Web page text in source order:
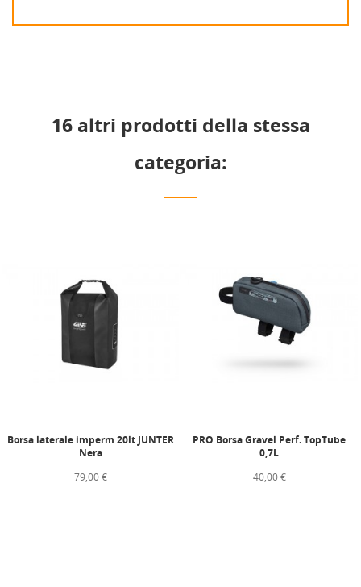
16 altri prodotti della stessa
categoria:
Borsa laterale imperm 20lt JUNTER
Nera
79,00 €
PRO Borsa Gravel Perf. TopTube
0,7L
40,00 €